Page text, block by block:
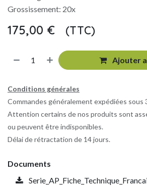
Grossissement: 20x
175,00 € (TTC)
Ajouter
Conditions générales
Commandes généralement expédiées sous
Attention certains de nos produits sont
ou peuvent être indisponibles.
Délai de rétractation de 14 jours.
Documents